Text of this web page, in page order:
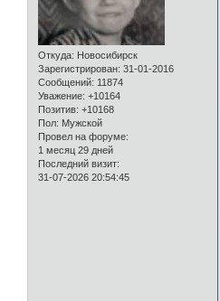
Откуда: Новосибирск
Зарегистрирован: 31-01-2016
Сообщений: 11874
Уважение: +10164
Позитив: +10168
Пол: Мужской
Провел на форуме:
1 месяц 29 дней
Последний визит:
31-07-2026 20:54:45